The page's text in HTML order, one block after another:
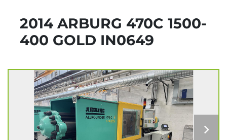
2014 ARBURG 470C 1500-
400 GOLD IN0649